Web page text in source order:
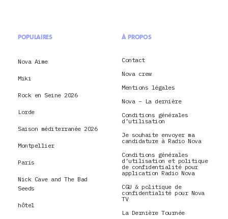
POPULAIRES
Nova Aime
Miki
Rock en Seine 2026
Lorde
Saison méditerranée 2026
Montpellier
Paris
Nick Cave and The Bad
Seeds
hôtel
À PROPOS
Contact
Nova crew
Mentions légales
Nova – La dernière
Conditions générales
d’utilisation
Je souhaite envoyer ma
candidature à Radio Nova
Conditions générales
d’utilisation et politique
de confidentialité pour
application Radio Nova
CGU & politique de
confidentialité pour Nova
TV
La Dernière Tournée